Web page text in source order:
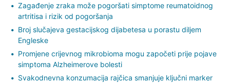
Zagađenje zraka može pogoršati simptome reumatoidnog
artritisa i rizik od pogoršanja
Broj slučajeva gestacijskog dijabetesa u porastu diljem
Engleske
Promjene crijevnog mikrobioma mogu započeti prije pojave
simptoma Alzheimerove bolesti
Svakodnevna konzumacija rajčica smanjuje ključni marker